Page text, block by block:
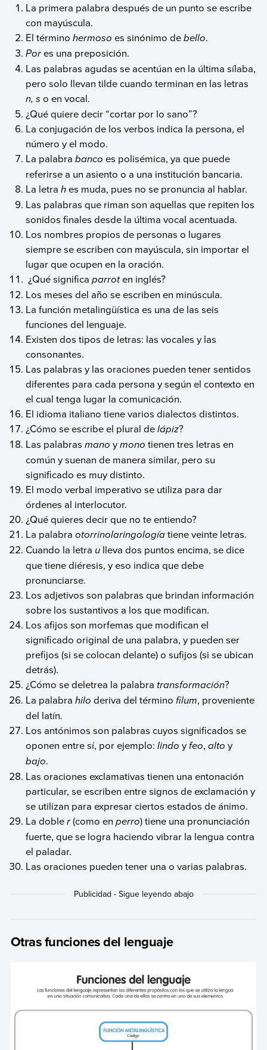
La primera palabra después de un punto se escribe
con mayúscula.
El términohermoso es sinónimo debello.
Pores una preposición.
Las palabras agudas se acentúan en la última sílaba,
pero solo llevan tilde cuando terminan en las letras
n, s o en vocal.
¿Qué quiere decir “cortar por lo sano”?
La conjugación de los verbos indica la persona, el
número y el modo.
La palabrabanco es polisémica, ya que puede
referirse a un asiento o a una institución bancaria.
La letrahes muda, pues no se pronuncia al hablar.
Las palabras que riman son aquellas que repiten los
sonidos finales desde la última vocal acentuada.
Los nombres propios de personas o lugares
siempre se escriben con mayúscula, sin importar el
lugar que ocupen en la oración.
¿Qué significaparroten inglés?
Los meses del año se escriben en minúscula.
La función metalingüística es una de las seis
funciones del lenguaje.
Existen dos tipos de letras: las vocales y las
consonantes.
Las palabras y las oraciones pueden tener sentidos
diferentes para cada persona y según el contexto en
el cual tenga lugar la comunicación.
El idioma italiano tiene varios dialectos distintos.
¿Cómo se escribe el plural delápiz?
Las palabrasmano ymono tienen tres letras en
común y suenan de manera similar, pero su
significado es muy distinto.
El modo verbal imperativo se utiliza para dar
órdenes al interlocutor.
¿Qué quieres decir que no te entiendo?
La palabraotorrinolaringologíatiene veinte letras.
Cuando la letrau lleva dos puntos encima, se dice
que tiene diéresis, y eso indica que debe
pronunciarse.
Los adjetivos son palabras que brindan información
sobre los sustantivos a los que modifican.
Los afijos son morfemas que modifican el
significado original de una palabra, y pueden ser
prefijos (si se colocan delante) o sufijos (si se ubican
detrás).
¿Cómo se deletrea la palabra transformación?
La palabrahilo deriva del términofilum, proveniente
del latín.
Los antónimos son palabras cuyos significados se
oponen entre sí, por ejemplo:lindo yfeo,alto y
bajo.
Las oraciones exclamativas tienen una entonación
particular, se escriben entre signos de exclamación y
se utilizan para expresar ciertos estados de ánimo.
La dobler(como enperro) tiene una pronunciación
fuerte, que se logra haciendo vibrar la lengua contra
el paladar.
Las oraciones pueden tener una o varias palabras.
Otras funciones del lenguaje